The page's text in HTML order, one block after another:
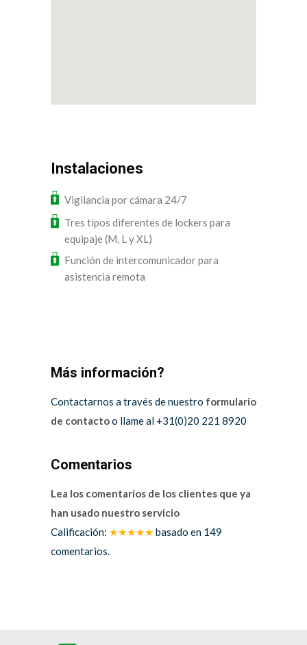
Instalaciones
Vigilancia por cámara 24/7
Tres tipos diferentes de lockers para
equipaje (M, L y XL)
Función de intercomunicador para
asistencia remota
Más información?
Contactarnos a través de nuestro formulario
de contactoo llame al +31(0)20 221 8920
Comentarios
Lea los comentarios de los clientes que ya
han usado nuestro servicio
Calificación: ★★★★★ basado en 149
comentarios.